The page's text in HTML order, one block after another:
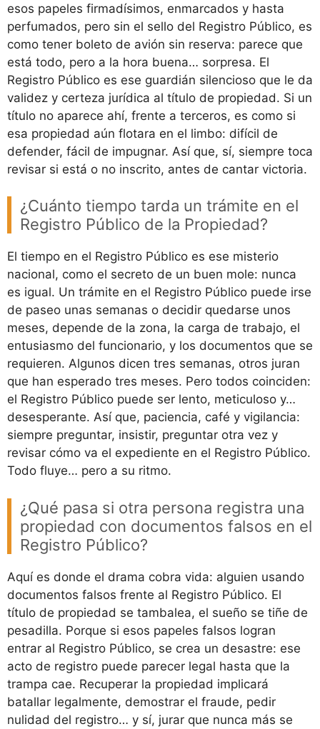
esos papeles firmadísimos, enmarcados y hasta
perfumados, pero sin el sello del Registro Público, es
como tener boleto de avión sin reserva: parece que
está todo, pero a la hora buena… sorpresa. El
Registro Público es ese guardián silencioso que le da
validez y certeza jurídica al título de propiedad. Si un
título no aparece ahí, frente a terceros, es como si
esa propiedad aún flotara en el limbo: difícil de
defender, fácil de impugnar. Así que, sí, siempre toca
revisar si está o no inscrito, antes de cantar victoria.
¿Cuánto tiempo tarda un trámite en el
Registro Público de la Propiedad?
El tiempo en el Registro Público es ese misterio
nacional, como el secreto de un buen mole: nunca
es igual. Un trámite en el Registro Público puede irse
de paseo unas semanas o decidir quedarse unos
meses, depende de la zona, la carga de trabajo, el
entusiasmo del funcionario, y los documentos que se
requieren. Algunos dicen tres semanas, otros juran
que han esperado tres meses. Pero todos coinciden:
el Registro Público puede ser lento, meticuloso y…
desesperante. Así que, paciencia, café y vigilancia:
siempre preguntar, insistir, preguntar otra vez y
revisar cómo va el expediente en el Registro Público.
Todo fluye… pero a su ritmo.
¿Qué pasa si otra persona registra una
propiedad con documentos falsos en el
Registro Público?
Aquí es donde el drama cobra vida: alguien usando
documentos falsos frente al Registro Público. El
título de propiedad se tambalea, el sueño se tiñe de
pesadilla. Porque si esos papeles falsos logran
entrar al Registro Público, se crea un desastre: ese
acto de registro puede parecer legal hasta que la
trampa cae. Recuperar la propiedad implicará
batallar legalmente, demostrar el fraude, pedir
nulidad del registro… y sí, jurar que nunca más se